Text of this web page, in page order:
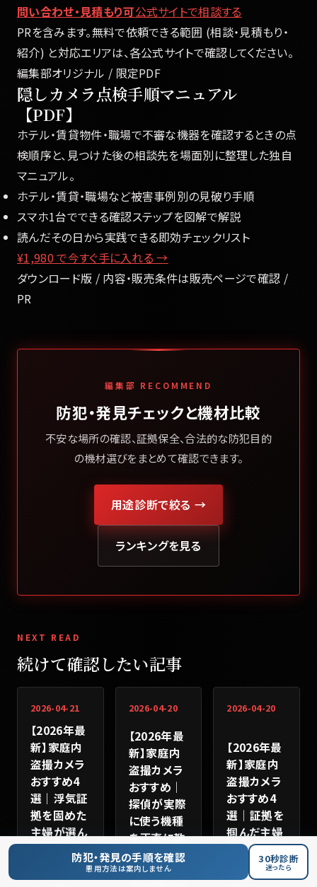
問い合わせ・見積もり可公式サイトで相談する
PRを含みます。無料で依頼できる範囲 (相談・見積もり・
紹介) と対応エリアは、各公式サイトで確認してください。
編集部オリジナル / 限定PDF
隠しカメラ点検手順マニュアル
【PDF】
ホテル・賃貸物件・職場で不審な機器を確認するときの点
検順序と、見つけた後の相談先を場面別に整理した独自
マニュアル。
ホテル・賃貸・職場など被害事例別の見破り手順
スマホ1台でできる確認ステップを図解で解説
読んだその日から実践できる即効チェックリスト
¥1,980で今すぐ手に入れる →
ダウンロード版 / 内容・販売条件は販売ページで確認 /
PR
編集部 RECOMMEND
防犯・発見チェックと機材比較
不安な場所の確認、証拠保全、合法的な防犯目的
の機材選びをまとめて確認できます。
用途診断で絞る →
ランキングを見る
NEXT READ
続けて確認したい記事
2026-04-21
【2026年最
新】家庭内
盗撮カメラ
おすすめ4
選｜浮気証
拠を固めた
主婦が選ん
だ機種と設
置のコツ
2026-04-20
【2026年最
新】家庭内
盗撮カメラ
おすすめ｜
探偵が実際
に使う機種
を正直に教
える
夫の行動が急
2026-04-20
【2026年最
新】家庭内
盗撮カメラ
おすすめ4
選｜証拠を
掴んだ主婦
の機種選び
防犯・発見の手順を確認
悪用方法は案内しません
30秒診断
迷ったら